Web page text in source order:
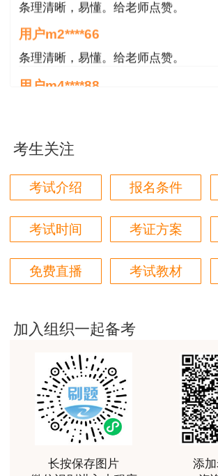
条理清晰，易懂。给老师点赞。
用户m2****66
条理清晰，易懂。给老师点赞。
用户m4****88
非常好！感谢！！！
用户m2****18
用户hq****jp
性价比较高的一套课程，深耕领域多
对知识点精准把握，内容深入浅出，
用户m1****18
中一些真题知识点，从而使考试过程
利通过考试
用户da****ng
小强老师讲得很好！生动、有趣、易
考生关注
考试介绍 报名条件
考试时间 考证方案
免费直播 考试教材
加入组织一起备考
长按保存图片
添